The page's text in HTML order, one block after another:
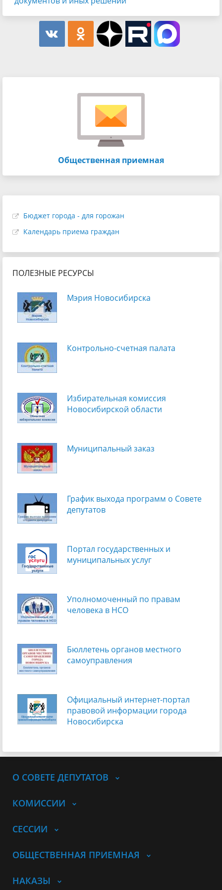
Общественная приемная
Бюджет города - для горожан
Календарь приема граждан
ПОЛЕЗНЫЕ РЕСУРСЫ
Мэрия Новосибирска
Контрольно-счетная палата
Избирательная комиссия
Новосибирской области
Муниципальный заказ
График выхода программ о Cовете
депутатов
Портал государственных и
муниципальных услуг
Уполномоченный по правам
человека в НСО
Бюллетень органов местного
самоуправления
Официальный интернет-портал
правовой информации города
Новосибирска
О СОВЕТЕ ДЕПУТАТОВ
КОМИССИИ
СЕССИИ
ОБЩЕСТВЕННАЯ ПРИЕМНАЯ
НАКАЗЫ